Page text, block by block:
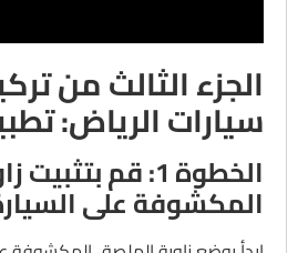
الجزء الثالث من
سيارات الرياض:
الخطوة 1: قم
المكشوفة على